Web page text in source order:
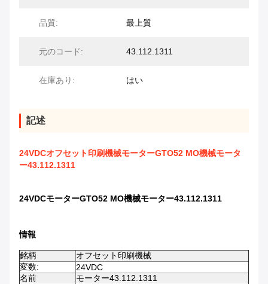
品質: 最上質
元のコード: 43.112.1311
在庫あり: はい
記述
24VDCオフセット印刷機械モーターGTO52 MO機械モータ
ー43.112.1311
24VDCモーターGTO52 MO機械モーター43.112.1311
情報
銘柄
オフセット印刷機械
変数:
24VDC
名前
モーター43.112.1311